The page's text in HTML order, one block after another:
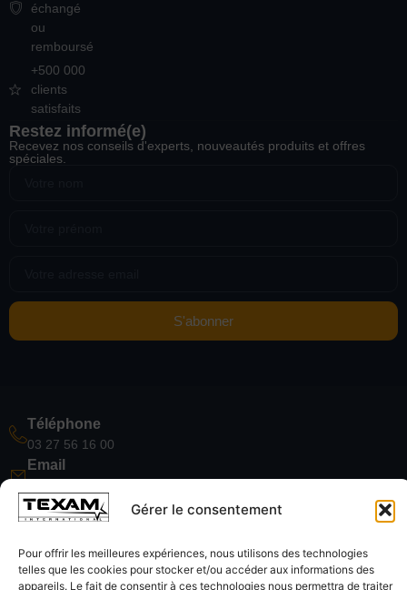
Gérer le consentement
Pour offrir les meilleures expériences, nous utilisons des technologies
telles que les cookies pour stocker et/ou accéder aux informations des
appareils. Le fait de consentir à ces technologies nous permettra de traiter
échangé
ou
remboursé
+500 000
clients
satisfaits
Restez informé(e)
Recevez nos conseils d'experts, nouveautés produits et offres
spéciales.
S'abonner
Téléphone
03 27 56 16 00
Email
Zone
Partout en France